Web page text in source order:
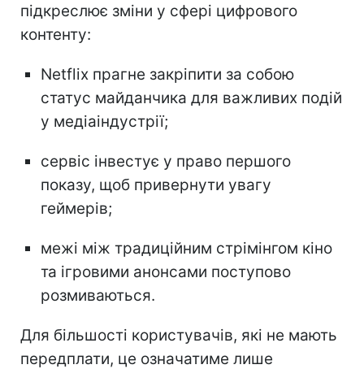
підкреслює зміни у сфері цифрового
контенту:
Netflix прагне закріпити за собою
статус майданчика для важливих подій
у медіаіндустрії;
сервіс інвестує у право першого
показу, щоб привернути увагу
геймерів;
межі між традиційним стрімінгом кіно
та ігровими анонсами поступово
розмиваються.
Для більшості користувачів, які не мають
передплати, це означатиме лише